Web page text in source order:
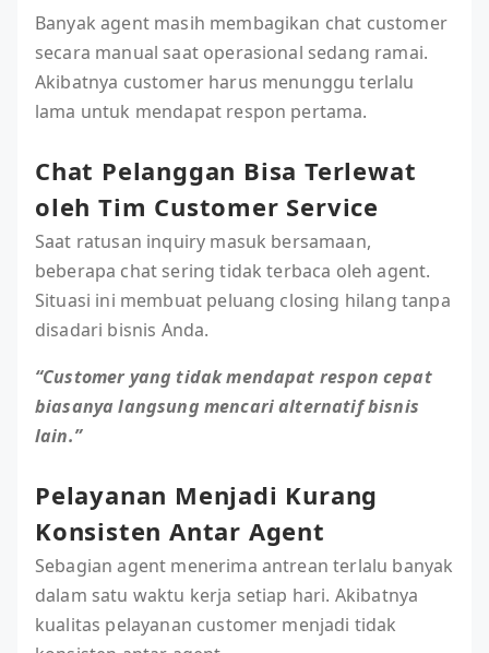
Banyak agent masih membagikan chat customer
secara manual saat operasional sedang ramai.
Akibatnya customer harus menunggu terlalu
lama untuk mendapat respon pertama.
Chat Pelanggan Bisa Terlewat
oleh Tim Customer Service
Saat ratusan inquiry masuk bersamaan,
beberapa chat sering tidak terbaca oleh agent.
Situasi ini membuat peluang closing hilang tanpa
disadari bisnis Anda.
“Customer yang tidak mendapat respon cepat
biasanya langsung mencari alternatif bisnis
lain.”
Pelayanan Menjadi Kurang
Konsisten Antar Agent
Sebagian agent menerima antrean terlalu banyak
dalam satu waktu kerja setiap hari. Akibatnya
kualitas pelayanan customer menjadi tidak